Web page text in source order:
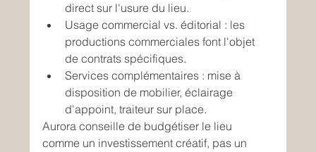
direct sur l'usure du lieu.
Usage commercial vs. éditorial : les
productions commerciales font l'objet
de contrats spécifiques.
Services complémentaires : mise à
disposition de mobilier, éclairage
d'appoint, traiteur sur place.
Aurora conseille de budgétiser le lieu
comme un investissement créatif, pas un